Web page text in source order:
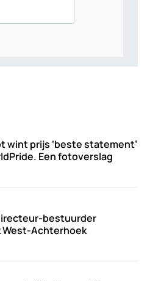
wint prijs ‘beste statement’
Een fotoverslag
bestuurder
Achterhoek